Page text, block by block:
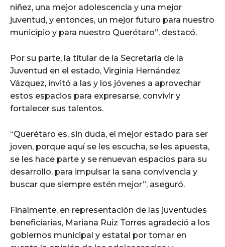
niñez, una mejor adolescencia y una mejor
juventud, y entonces, un mejor futuro para nuestro
municipio y para nuestro Querétaro”, destacó.
Por su parte, la titular de la Secretaría de la
Juventud en el estado, Virginia Hernández
Vázquez, invitó a las y los jóvenes a aprovechar
estos espacios para expresarse, convivir y
fortalecer sus talentos.
“Querétaro es, sin duda, el mejor estado para ser
joven, porque aquí se les escucha, se les apuesta,
se les hace parte y se renuevan espacios para su
desarrollo, para impulsar la sana convivencia y
buscar que siempre estén mejor”, aseguró.
Finalmente, en representación de las juventudes
beneficiarias, Mariana Ruiz Torres agradeció a los
gobiernos municipal y estatal por tomar en